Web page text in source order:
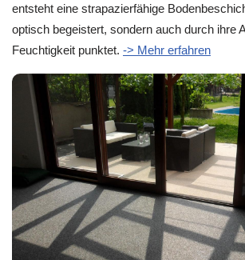
entsteht eine strapazierfähige
optisch begeistert, sondern auch durch ihre
Feuchtigkeit punktet. -> Mehr erfahren